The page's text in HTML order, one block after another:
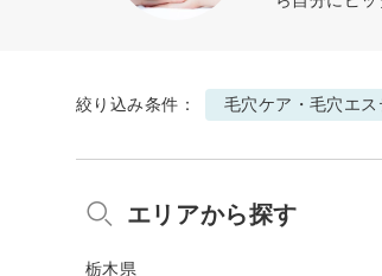
絞り込み条件： 毛穴ケア・毛穴エス
エリアから探す
栃木県